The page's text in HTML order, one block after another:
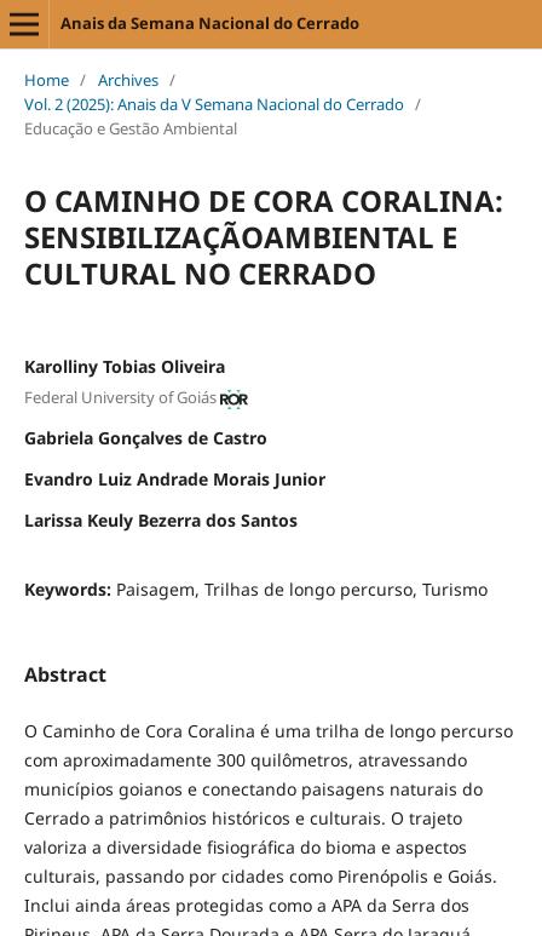
Anais da Semana Nacional do Cerrado
Home / Archives /
Vol. 2 (2025): Anais da V Semana Nacional do Cerrado /
Educação e Gestão Ambiental
O CAMINHO DE CORA CORALINA:
SENSIBILIZAÇÃOAMBIENTAL E
CULTURAL NO CERRADO
Karolliny Tobias Oliveira
Federal University of Goiás
Gabriela Gonçalves de Castro
Evandro Luiz Andrade Morais Junior
Larissa Keuly Bezerra dos Santos
Keywords: Paisagem, Trilhas de longo percurso, Turismo
Abstract
O Caminho de Cora Coralina é uma trilha de longo percurso
com aproximadamente 300 quilômetros, atravessando
municípios goianos e conectando paisagens naturais do
Cerrado a patrimônios históricos e culturais. O trajeto
valoriza a diversidade fisiográfica do bioma e aspectos
culturais, passando por cidades como Pirenópolis e Goiás.
Inclui ainda áreas protegidas como a APA da Serra dos